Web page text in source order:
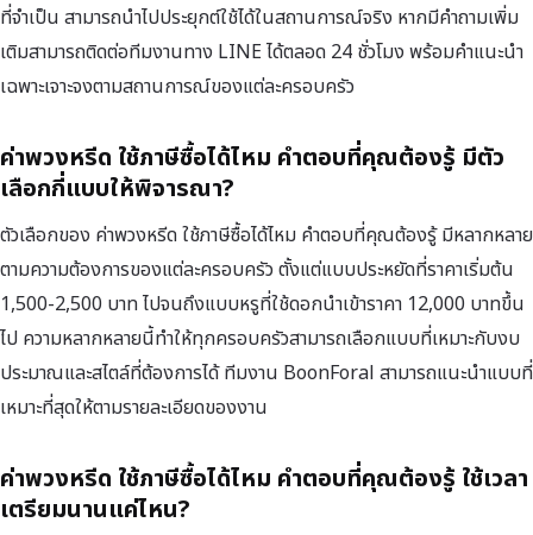
ที่จำเป็น สามารถนำไปประยุกต์ใช้ได้ในสถานการณ์จริง หากมีคำถามเพิ่ม
เติมสามารถติดต่อทีมงานทาง LINE ได้ตลอด 24 ชั่วโมง พร้อมคำแนะนำ
เฉพาะเจาะจงตามสถานการณ์ของแต่ละครอบครัว
ค่าพวงหรีด ใช้ภาษีซื้อได้ไหม คำตอบที่คุณต้องรู้ มีตัว
เลือกกี่แบบให้พิจารณา?
ตัวเลือกของ ค่าพวงหรีด ใช้ภาษีซื้อได้ไหม คำตอบที่คุณต้องรู้ มีหลากหลาย
ตามความต้องการของแต่ละครอบครัว ตั้งแต่แบบประหยัดที่ราคาเริ่มต้น
1,500-2,500 บาท ไปจนถึงแบบหรูที่ใช้ดอกนำเข้าราคา 12,000 บาทขึ้น
ไป ความหลากหลายนี้ทำให้ทุกครอบครัวสามารถเลือกแบบที่เหมาะกับงบ
ประมาณและสไตล์ที่ต้องการได้ ทีมงาน BoonForal สามารถแนะนำแบบที่
เหมาะที่สุดให้ตามรายละเอียดของงาน
ค่าพวงหรีด ใช้ภาษีซื้อได้ไหม คำตอบที่คุณต้องรู้ ใช้เวลา
เตรียมนานแค่ไหน?